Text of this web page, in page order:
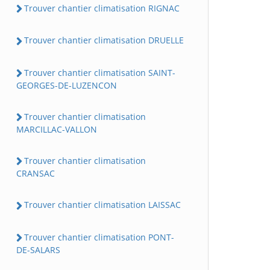
Trouver chantier climatisation RIGNAC
Trouver chantier climatisation DRUELLE
Trouver chantier climatisation SAINT-
GEORGES-DE-LUZENCON
Trouver chantier climatisation
MARCILLAC-VALLON
Trouver chantier climatisation
CRANSAC
Trouver chantier climatisation LAISSAC
Trouver chantier climatisation PONT-
DE-SALARS